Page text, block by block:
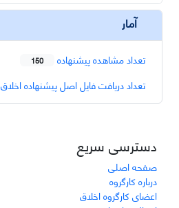
آمار
تعداد مشاهده پیشنهاده 150
تعداد دریافت فایل اصل پیشنهاده اخلاق
دسترسی سریع
صفحه اصلی
درباره کارگروه
اعضای کارگروه اخلاق